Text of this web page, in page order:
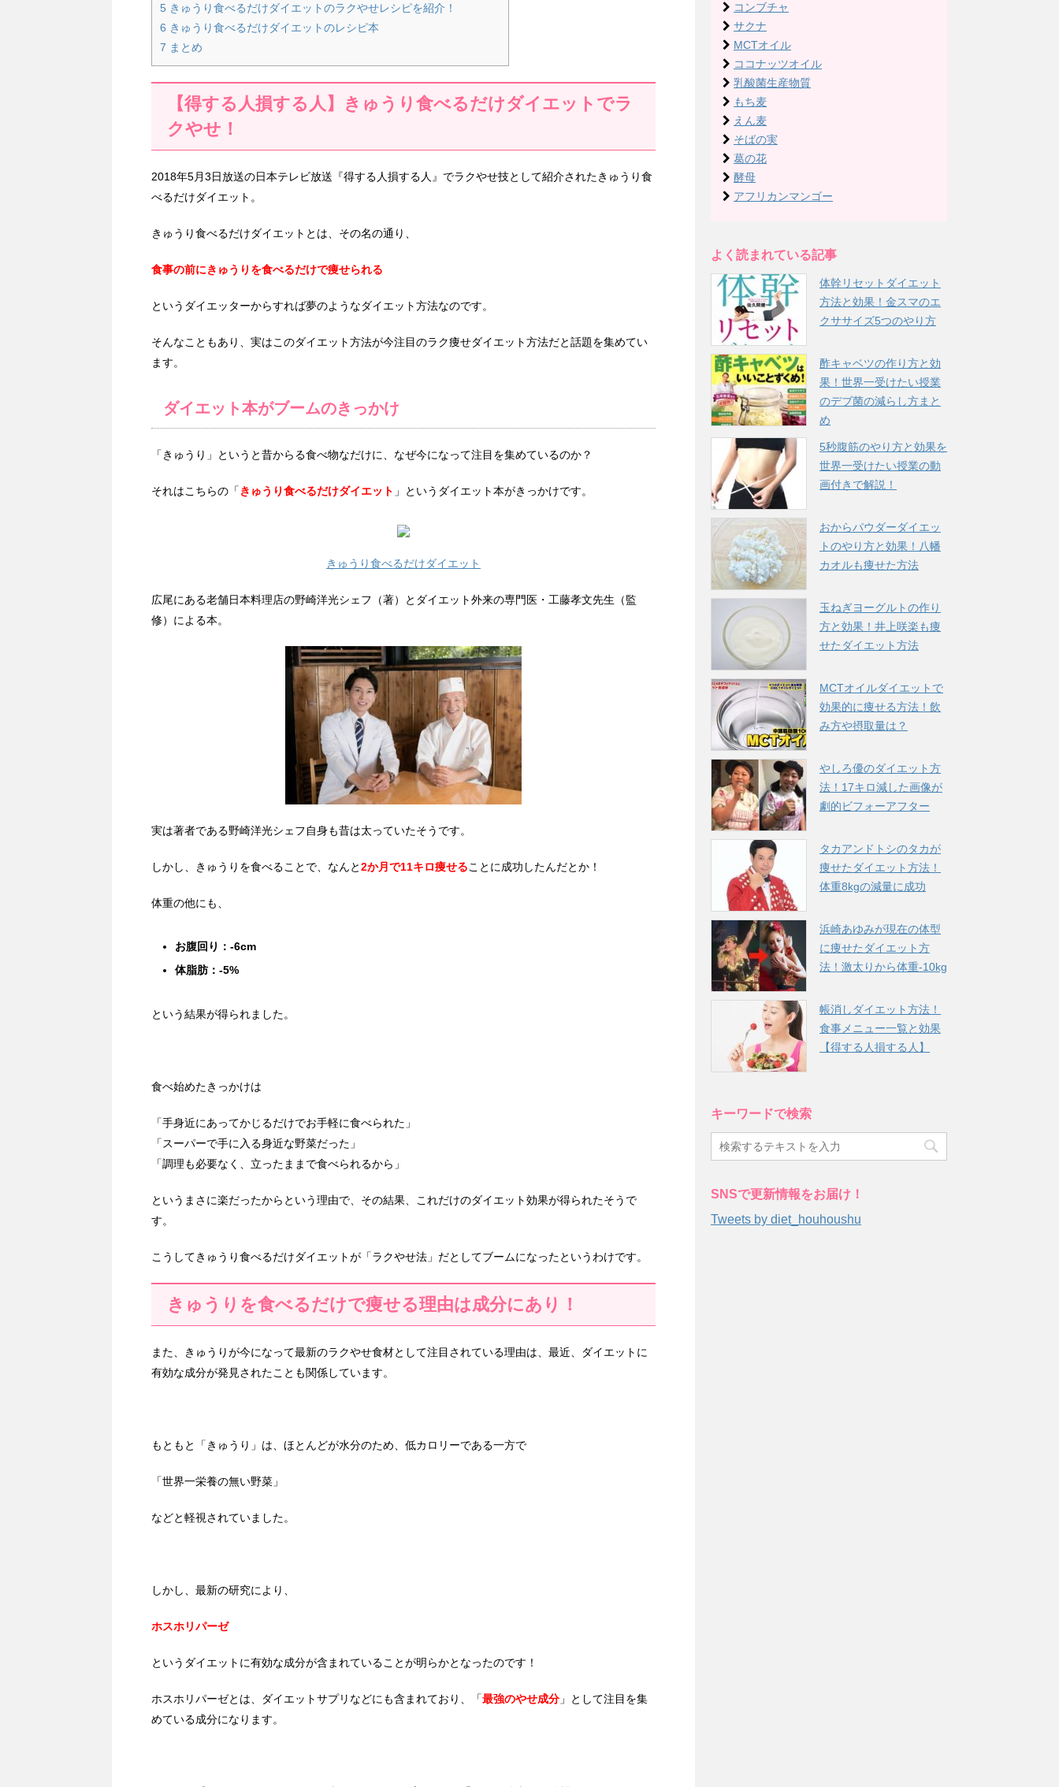
5 きゅうり食べるだけダイエットのラクやせレシピを紹介！
6 きゅうり食べるだけダイエットのレシピ本
7 まとめ
【得する人損する人】きゅうり食べるだけダイエットでラ
クやせ！
2018年5月3日放送の日本テレビ放送『得する人損する人』でラクやせ技として紹介されたきゅうり食
べるだけダイエット。
きゅうり食べるだけダイエットとは、その名の通り、
食事の前にきゅうりを食べるだけで痩せられる
というダイエッターからすれば夢のようなダイエット方法なのです。
そんなこともあり、実はこのダイエット方法が今注目のラク痩せダイエット方法だと話題を集めてい
ます。
ダイエット本がブームのきっかけ
「きゅうり」というと昔からる食べ物なだけに、なぜ今になって注目を集めているのか？
それはこちらの「 きゅうり食べるだけダイエット 」というダイエット本がきっかけです。
きゅうり食べるだけダイエット
広尾にある老舗日本料理店の野崎洋光シェフ（著）とダイエット外来の専門医・工藤孝文先生（監
修）による本。
実は著者である野崎洋光シェフ自身も昔は太っていたそうです。
しかし、きゅうりを食べることで、なんと2か月で11キロ痩せることに成功したんだとか！
体重の他にも、
お腹回り：-6cm
体脂肪：-5%
という結果が得られました。
食べ始めたきっかけは
「手身近にあってかじるだけでお手軽に食べられた」
「スーパーで手に入る身近な野菜だった」
「調理も必要なく、立ったままで食べられるから」
というまさに楽だったからという理由で、その結果、これだけのダイエット効果が得られたそうで
す。
こうしてきゅうり食べるだけダイエットが「ラクやせ法」だとしてブームになったというわけです。
きゅうりを食べるだけで痩せる理由は成分にあり！
また、きゅうりが今になって最新のラクやせ食材として注目されている理由は、最近、ダイエットに
有効な成分が発見されたことも関係しています。
もともと「きゅうり」は、ほとんどが水分のため、低カロリーである一方で
「世界一栄養の無い野菜」
などと軽視されていました。
しかし、最新の研究により、
ホスホリパーゼ
というダイエットに有効な成分が含まれていることが明らかとなったのです！
ホスホリパーゼとは、ダイエットサプリなどにも含まれており、「最強のやせ成分 」として注目を集
めている成分になります。
コンブチャ
サクナ
MCTオイル
ココナッツオイル
乳酸菌生産物質
もち麦
えん麦
そばの実
葛の花
酵母
アフリカンマンゴー
よく読まれている記事
体幹リセットダイエット
方法と効果！金スマのエ
クササイズ5つのやり方
酢キャベツの作り方と効
果！世界一受けたい授業
のデブ菌の減らし方まと
め
5秒腹筋のやり方と効果を
世界一受けたい授業の動
画付きで解説！
おからパウダーダイエッ
トのやり方と効果！八幡
カオルも痩せた方法
玉ねぎヨーグルトの作り
方と効果！井上咲楽も痩
せたダイエット方法
MCTオイルダイエットで
効果的に痩せる方法！飲
み方や摂取量は？
やしろ優のダイエット方
法！17キロ減した画像が
劇的ビフォーアフター
タカアンドトシのタカが
痩せたダイエット方法！
体重8kgの減量に成功
浜崎あゆみが現在の体型
に痩せたダイエット方
法！激太りから体重-10kg
帳消しダイエット方法！
食事メニュー一覧と効果
【得する人損する人】
キーワードで検索
SNSで更新情報をお届け！
Tweets by diet_houhoushu